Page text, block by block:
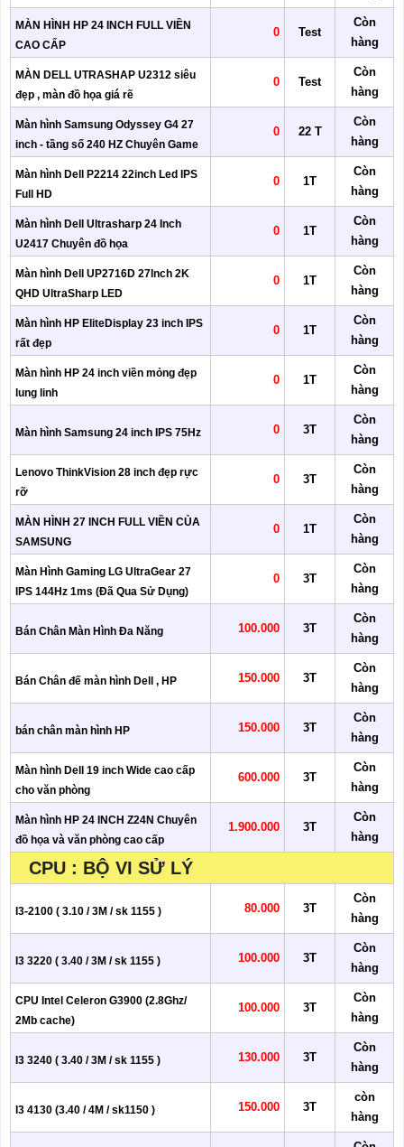
MÀN HÌNH HP 24 INCH FULL VIỀN
CAO CẤP
0 Test
Còn
hàng
MÀN DELL UTRASHAP U2312 siêu
đẹp , màn đồ họa giá rẽ
0 Test
Còn
hàng
Màn hình Samsung Odyssey G4 27
inch - tầng số 240 HZ Chuyên Game
0 22 T
Còn
hàng
Màn hình Dell P2214 22inch Led IPS
Full HD
0 1T
Còn
hàng
Màn hình Dell Ultrasharp 24 Inch
U2417 Chuyên đồ họa
0 1T
Còn
hàng
Màn hình Dell UP2716D 27Inch 2K
QHD UltraSharp LED
0 1T
Còn
hàng
Màn hình HP EliteDisplay 23 inch IPS
rất đẹp
0 1T
Còn
hàng
Màn hình HP 24 inch viền mỏng đẹp
lung linh
0 1T
Còn
hàng
Màn hình Samsung 24 inch IPS 75Hz 0 3T
Còn
hàng
Lenovo ThinkVision 28 inch đẹp rực
rỡ
0 3T
Còn
hàng
MÀN HÌNH 27 INCH FULL VIỀN CỦA
SAMSUNG
0 1T
Còn
hàng
Màn Hình Gaming LG UltraGear 27
IPS 144Hz 1ms (Đã Qua Sử Dụng)
0 3T
Còn
hàng
Bán Chân Màn Hình Đa Năng 100.000 3T
Còn
hàng
Bán Chân đế màn hình Dell , HP 150.000 3T
Còn
hàng
bán chân màn hình HP 150.000 3T
Còn
hàng
Màn hình Dell 19 inch Wide cao cấp
cho văn phòng
600.000 3T
Còn
hàng
Màn hình HP 24 INCH Z24N Chuyên
đồ họa và văn phòng cao cấp
1.900.000 3T
Còn
hàng
CPU : BỘ VI SỬ LÝ
I3-2100 ( 3.10 / 3M / sk 1155 ) 80.000 3T
Còn
hàng
I3 3220 ( 3.40 / 3M / sk 1155 ) 100.000 3T
Còn
hàng
CPU Intel Celeron G3900 (2.8Ghz/
2Mb cache)
100.000 3T
Còn
hàng
I3 3240 ( 3.40 / 3M / sk 1155 ) 130.000 3T
Còn
hàng
I3 4130 (3.40 / 4M / sk1150 ) 150.000 3T
còn
hàng